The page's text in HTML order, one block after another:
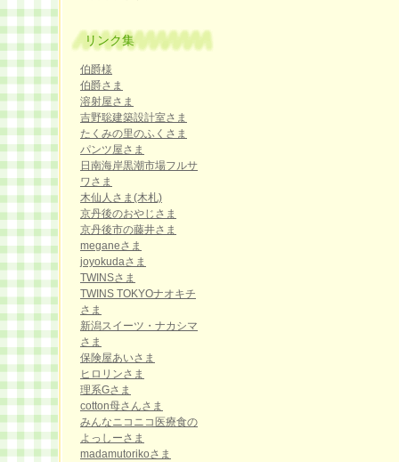
リンク集
伯爵様
伯爵さま
溶射屋さま
吉野聡建築設計室さま
たくみの里のふくさま
パンツ屋さま
日南海岸黒潮市場フルサ
ワさま
木仙人さま(木札)
京丹後のおやじさま
京丹後市の藤井さま
meganeさま
joyokudaさま
TWINSさま
TWINS TOKYOナオキチ
さま
新潟スイーツ・ナカシマ
さま
保険屋あいさま
ヒロリンさま
理系Gさま
cotton母さんさま
みんなニコニコ医療食の
よっしーさま
madamutorikoさま